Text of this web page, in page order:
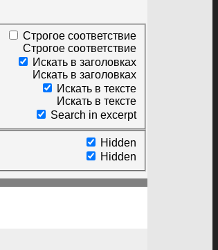
Строгое соответствие
Строгое соответствие
Искать в заголовках
Искать в заголовках
Искать в тексте
Искать в тексте
Search in excerpt
Hidden
Hidden